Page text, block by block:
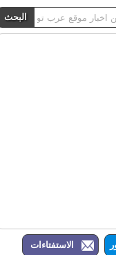
الاستفتاءات